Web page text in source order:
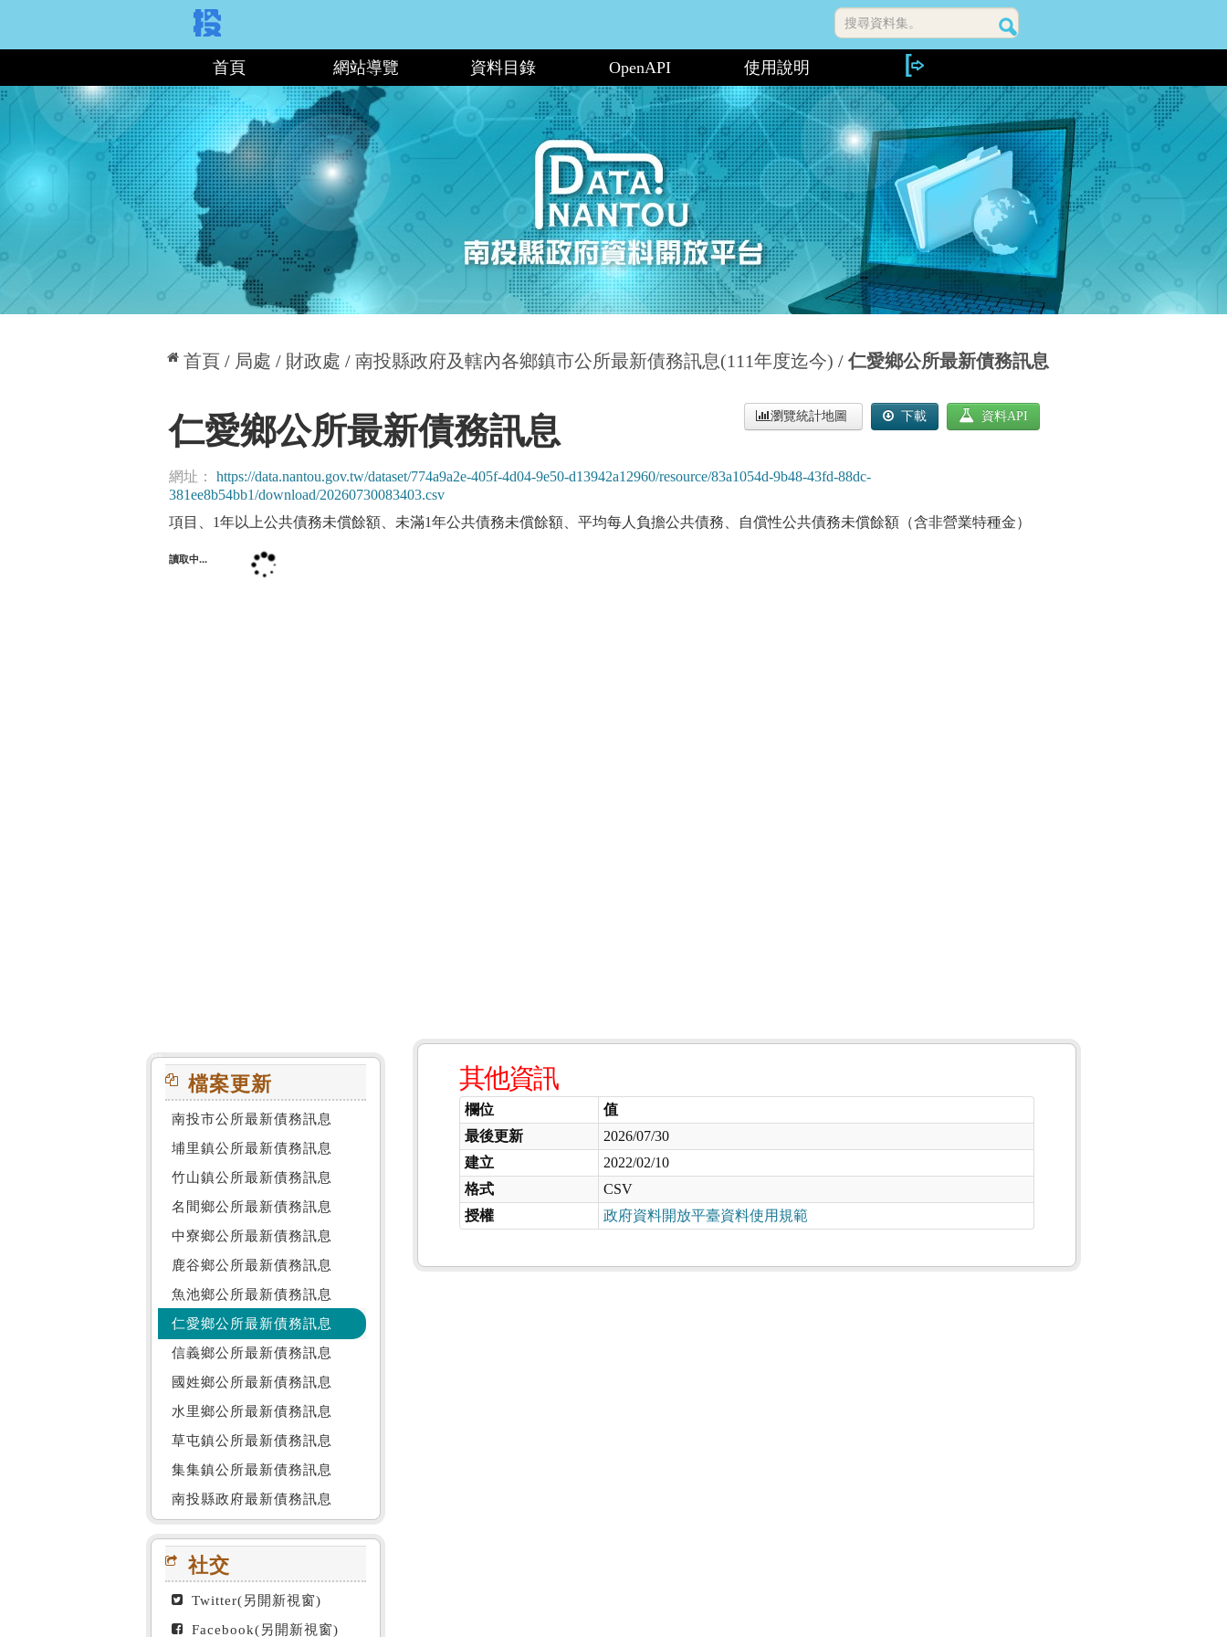
搜尋資料集。
首頁 網站導覽 資料目錄 OpenAPI 使用說明
首頁 局處 財政處 南投縣政府及轄內各鄉鎮市公所最新債務訊息(111年度迄今) 仁愛鄉公所最新債務訊息
瀏覽統計地圖 下載 資料API
仁愛鄉公所最新債務訊息
網址： https://data.nantou.gov.tw/dataset/774a9a2e-405f-4d04-9e50-d13942a12960/resource/83a1054d-9b48-43fd-88dc-
381ee8b54bb1/download/20260730083403.csv
項目、1年以上公共債務未償餘額、未滿1年公共債務未償餘額、平均每人負擔公共債務、自償性公共債務未償餘額（含非營業特種金）
檔案更新
南投市公所最新債務訊息
埔里鎮公所最新債務訊息
竹山鎮公所最新債務訊息
名間鄉公所最新債務訊息
中寮鄉公所最新債務訊息
鹿谷鄉公所最新債務訊息
魚池鄉公所最新債務訊息
仁愛鄉公所最新債務訊息
信義鄉公所最新債務訊息
國姓鄉公所最新債務訊息
水里鄉公所最新債務訊息
草屯鎮公所最新債務訊息
集集鎮公所最新債務訊息
南投縣政府最新債務訊息
社交
Twitter(另開新視窗)
Facebook(另開新視窗)
其他資訊
欄位
值
最後更新
2026/07/30
建立
2022/02/10
格式
CSV
授權
政府資料開放平臺資料使用規範